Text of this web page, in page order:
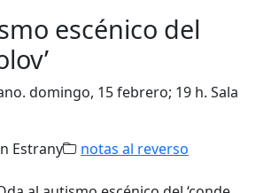
escénico del
domingo, 15 febrero; 19 h. Sala
Estrany notas al reverso